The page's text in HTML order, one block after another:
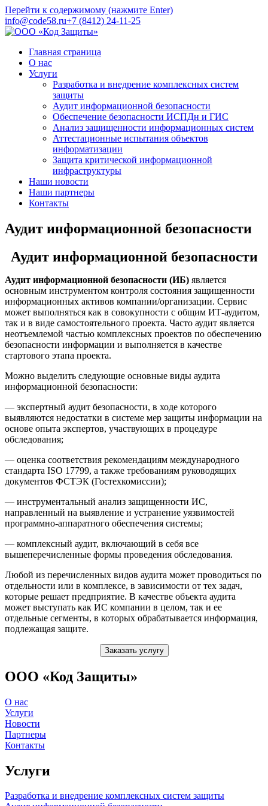
Перейти к содержимому (нажмите Enter)
info@code58.ru+7 (8412) 24-11-25
ООО «Код Защиты»
Гарантия безопасности
Главная страница
О нас
Услуги
Разработка и внедрение комплексных систем
защиты
Аудит информационной безопасности
Обеспечение безопасности ИСПДн и ГИС
Анализ защищенности информационных систем
Аттестационные испытания объектов
информатизации
Защита критической информационной
инфраструктуры
Наши новости
Наши партнеры
Контакты
Аудит информационной безопасности
Аудит информационной безопасности
Аудит информационной безопасности (ИБ) является
основным инструментом контроля состояния защищенности
информационных активов компании/организации. Сервис
может выполняться как в совокупности с общим ИТ-аудитом,
так и в виде самостоятельного проекта. Часто аудит является
неотъемлемой частью комплексных проектов по обеспечению
безопасности информации и выполняется в качестве
стартового этапа проекта.
Можно выделить следующие основные виды аудита
информационной безопасности:
— экспертный аудит безопасности, в ходе которого
выявляются недостатки в системе мер защиты информации на
основе опыта экспертов, участвующих в процедуре
обследования;
— оценка соответствия рекомендациям международного
стандарта ISO 17799, а также требованиям руководящих
документов ФСТЭК (Гостехкомиссии);
— инструментальный анализ защищенности ИС,
направленный на выявление и устранение уязвимостей
программно-аппаратного обеспечения системы;
— комплексный аудит, включающий в себя все
вышеперечисленные формы проведения обследования.
Любой из перечисленных видов аудита может проводиться по
отдельности или в комплексе, в зависимости от тех задач,
которые решает предприятие. В качестве объекта аудита
может выступать как ИС компании в целом, так и ее
отдельные сегменты, в которых обрабатывается информация,
подлежащая защите.
Заказать услугу
ООО «Код Защиты»
О нас
Услуги
Новости
Партнеры
Контакты
Услуги
Разработка и внедрение комплексных систем защиты